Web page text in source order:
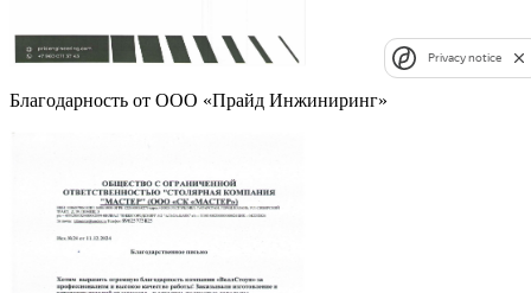
Благодарность от ООО «Прайд Инжиниринг»
Privacy notice